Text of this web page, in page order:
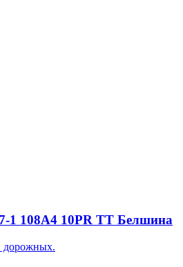
1 108A4 10PR TT Белшина
дорожных.